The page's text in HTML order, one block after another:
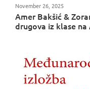
Amer Bakšić &
drugova iz klase na
November 26, 2025